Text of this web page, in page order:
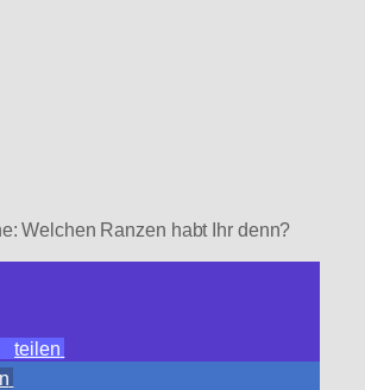
Welchen Ranzen habt Ihr denn?
teilen